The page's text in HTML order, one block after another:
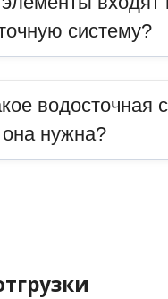
систему?
водосточная
нужна?